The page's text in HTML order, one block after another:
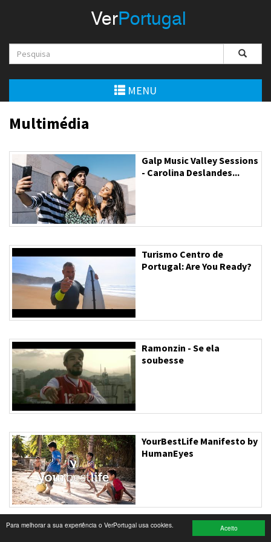
Aceito
Para melhorar a sua experiência o VerPortugal usa cookies.
Empreendedorismo
Construção e Imobiliário
Cultura e Educação
Economia
Gastronomia
Telecomunicações
Turismo e Lazer
Desporto
Electrónica e Informática
Saúde
Banca e Seguros
Ciência e Investigação
Cinema
Multimédia
Sugestões
VerPortugal
MENU
Multimédia
Galp Music Valley Sessions
- Carolina Deslandes...
Turismo Centro de
Portugal: Are You Ready?
Ramonzin - Se ela
soubesse
YourBestLife Manifesto by
HumanEyes
Orquestra Bamba Social &